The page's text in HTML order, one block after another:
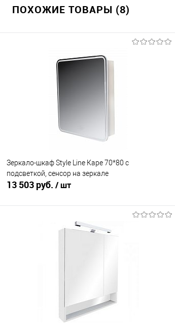
ПОХОЖИЕ ТОВАРЫ (8)
Зеркало-шкаф Style Line Каре 70*80 с
подсветкой, сенсор на зеркале
13 503 руб. / шт
В корзину